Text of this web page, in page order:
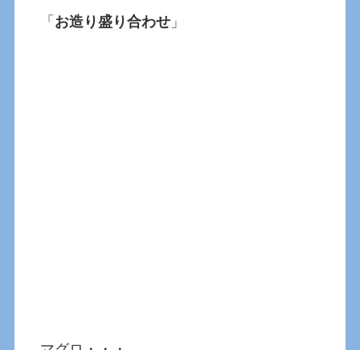
「 お造り盛り合わせ 」